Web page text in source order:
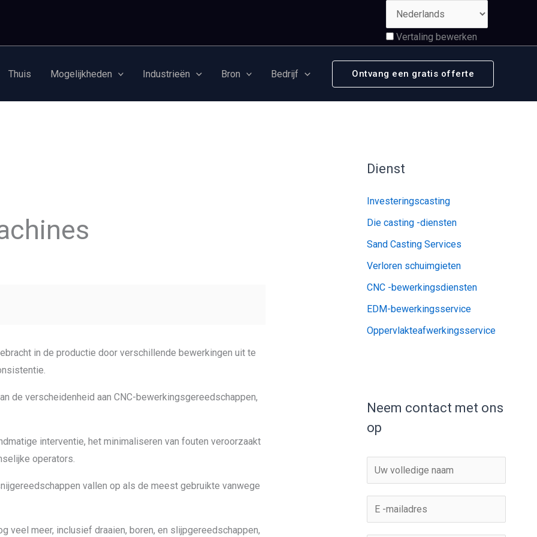
Vertaling bewerken
Thuis Mogelijkheden Industrieën Bron Bedrijf Ontvang een gratis offerte
in de productie door verschillende bewerkingen uit te
de verscheidenheid aan CNC-bewerkingsgereedschappen,
interventie, het minimaliseren van fouten veroorzaakt
operators.
vallen op als de meest gebruikte vanwege
veel meer, inclusief draaien, boren, en slijpgereedschappen,
Dienst
Investeringscasting
Die casting -diensten
Sand Casting Services
Verloren schuimgieten
CNC -bewerkingsdiensten
EDM-bewerkingsservice
Oppervlakteafwerkingsservice
Neem contact met ons
op
a
m
-